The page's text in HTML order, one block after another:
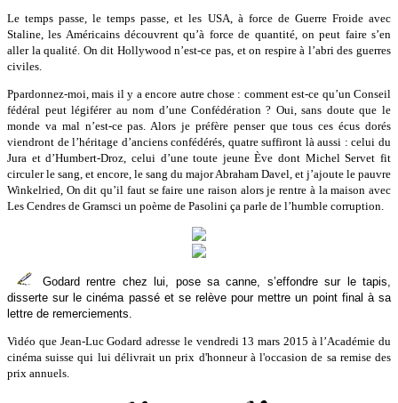
Le temps passe, le temps passe, et les USA, à force de Guerre Froide avec
Staline, les Américains découvrent qu’à force de quantité, on peut faire s’en
aller la qualité. On dit Hollywood n’est-ce pas, et on respire à l’abri des guerres
civiles.
Ppardonnez-moi, mais il y a encore autre chose : comment est-ce qu’un Conseil
fédéral peut légiférer au nom d’une Confédération ? Oui, sans doute que le
monde va mal n’est-ce pas. Alors je préfère penser que tous ces écus dorés
viendront de l’héritage d’anciens confédérés, quatre suffiront là aussi : celui du
Jura et d’Humbert-Droz, celui d’une toute jeune Ève dont Michel Servet fit
circuler le sang, et encore, le sang du major Abraham Davel, et j’ajoute le pauvre
Winkelried, On dit qu’il faut se faire une raison alors je rentre à la maison avec
Les Cendres de Gramsci un poème de Pasolini ça parle de l’humble corruption.
Godard rentre chez lui, pose sa canne, s’effondre sur le tapis,
disserte sur le cinéma passé et se relève pour mettre un point final à sa
lettre de remerciements.
Vidéo que Jean-Luc Godard adresse le vendredi 13 mars 2015 à l’Académie du
cinéma suisse qui lui délivrait un prix d'honneur à l'occasion de sa remise des
prix annuels.